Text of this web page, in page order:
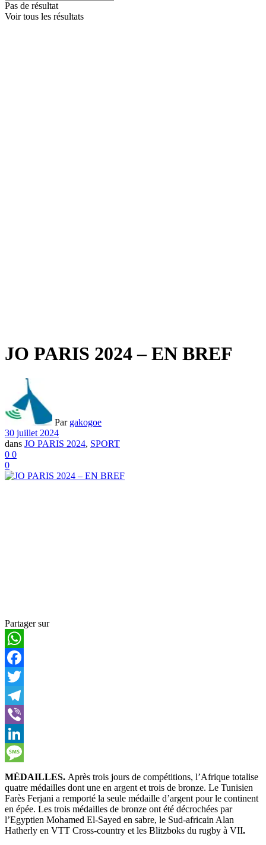
Pas de résultat
Voir tous les résultats
JO PARIS 2024 – EN BREF
Par gakogoe
30 juillet 2024
dans JO PARIS 2024, SPORT
0 0
0
Partager sur
WhatsApp
Facebook
Twitter
Telegram
Viber
LinkedIn
Message
MÉDAILLES. Après trois jours de compétitions, l’Afrique totalise
quatre médailles dont une en argent et trois de bronze. Le Tunisien
Farès Ferjani a remporté la seule médaille d’argent pour le continent
en épée. Les trois médailles de bronze ont été décrochées par
l’Egyptien Mohamed El-Sayed en sabre, le Sud-africain Alan
Hatherly en VTT Cross-country et les Blitzboks du rugby à VII.